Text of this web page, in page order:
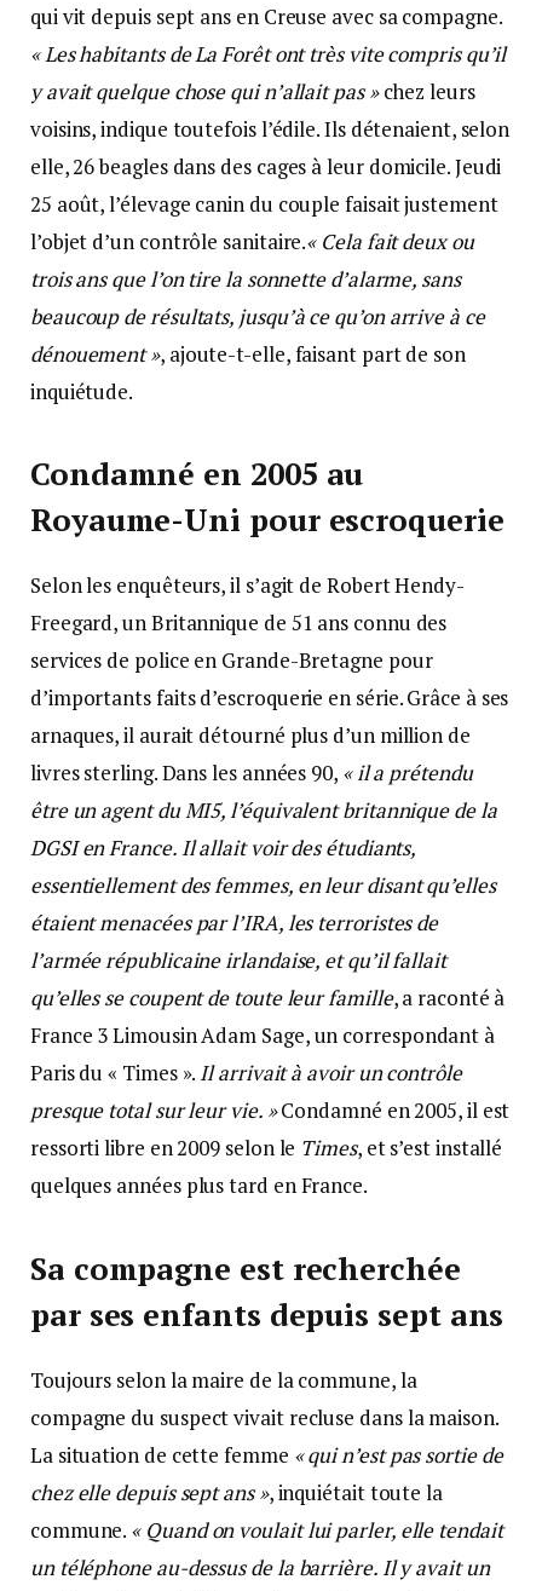
qui vit depuis sept ans en Creuse avec sa compagne.
« Les habitants de La Forêt ont très vite compris qu’il
y avait quelque chose qui n’allait pas »chez leurs
voisins, indique toutefois l’édile. Ils détenaient, selon
elle, 26 beagles dans des cages à leur domicile. Jeudi
25 août, l’élevage canin du couple faisait justement
l’objet d’un contrôle sanitaire.« Cela fait deux ou
trois ans que l’on tire la sonnette d’alarme, sans
beaucoup de résultats, jusqu’à ce qu’on arrive à ce
dénouement », ajoute-t-elle, faisant part de son
inquiétude.
Condamné en 2005 au
Royaume-Uni pour escroquerie
Selon les enquêteurs, il s’agit de Robert Hendy-
Freegard, un Britannique de 51 ans connu des
services de police en Grande-Bretagne pour
d’importants faits d’escroquerie en série. Grâce à ses
arnaques, il aurait détourné plus d’un million de
livres sterling. Dans les années 90, « il a prétendu
être un agent du MI5, l’équivalent britannique de la
DGSI en France. Il allait voir des étudiants,
essentiellement des femmes, en leur disant qu’elles
étaient menacées par l’IRA, les terroristes de
l’armée républicaine irlandaise, et qu’il fallait
qu’elles se coupent de toute leur famille, a raconté à
France 3 Limousin Adam Sage, un correspondant à
Paris du « Times ». Il arrivait à avoir un contrôle
presque total sur leur vie. »Condamné en 2005, il est
ressorti libre en 2009 selon le Times, et s’est installé
quelques années plus tard en France.
Sa compagne est recherchée
par ses enfants depuis sept ans
Toujours selon la maire de la commune, la
compagne du suspect vivait recluse dans la maison.
La situation de cette femme « qui n’est pas sortie de
chez elle depuis sept ans », inquiétait toute la
commune. « Quand on voulait lui parler, elle tendait
un téléphone au-dessus de la barrière. Il y avait un